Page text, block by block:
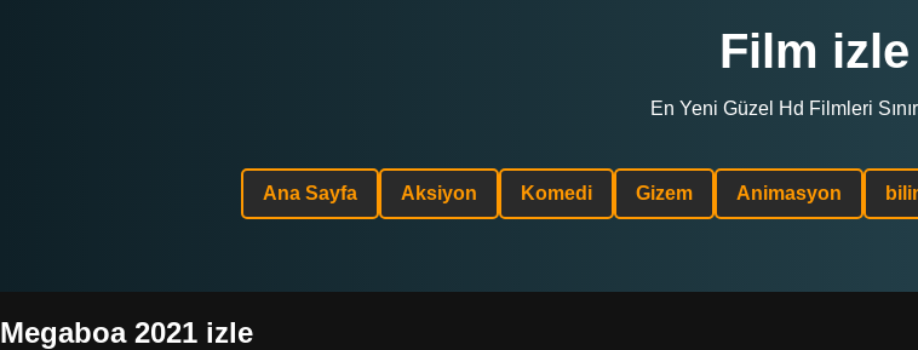
Film izle
En Yeni Güzel Hd Filmleri
Ana Sayfa Aksiyon Komedi Gizem Animasyon
Megaboa 2021 izle